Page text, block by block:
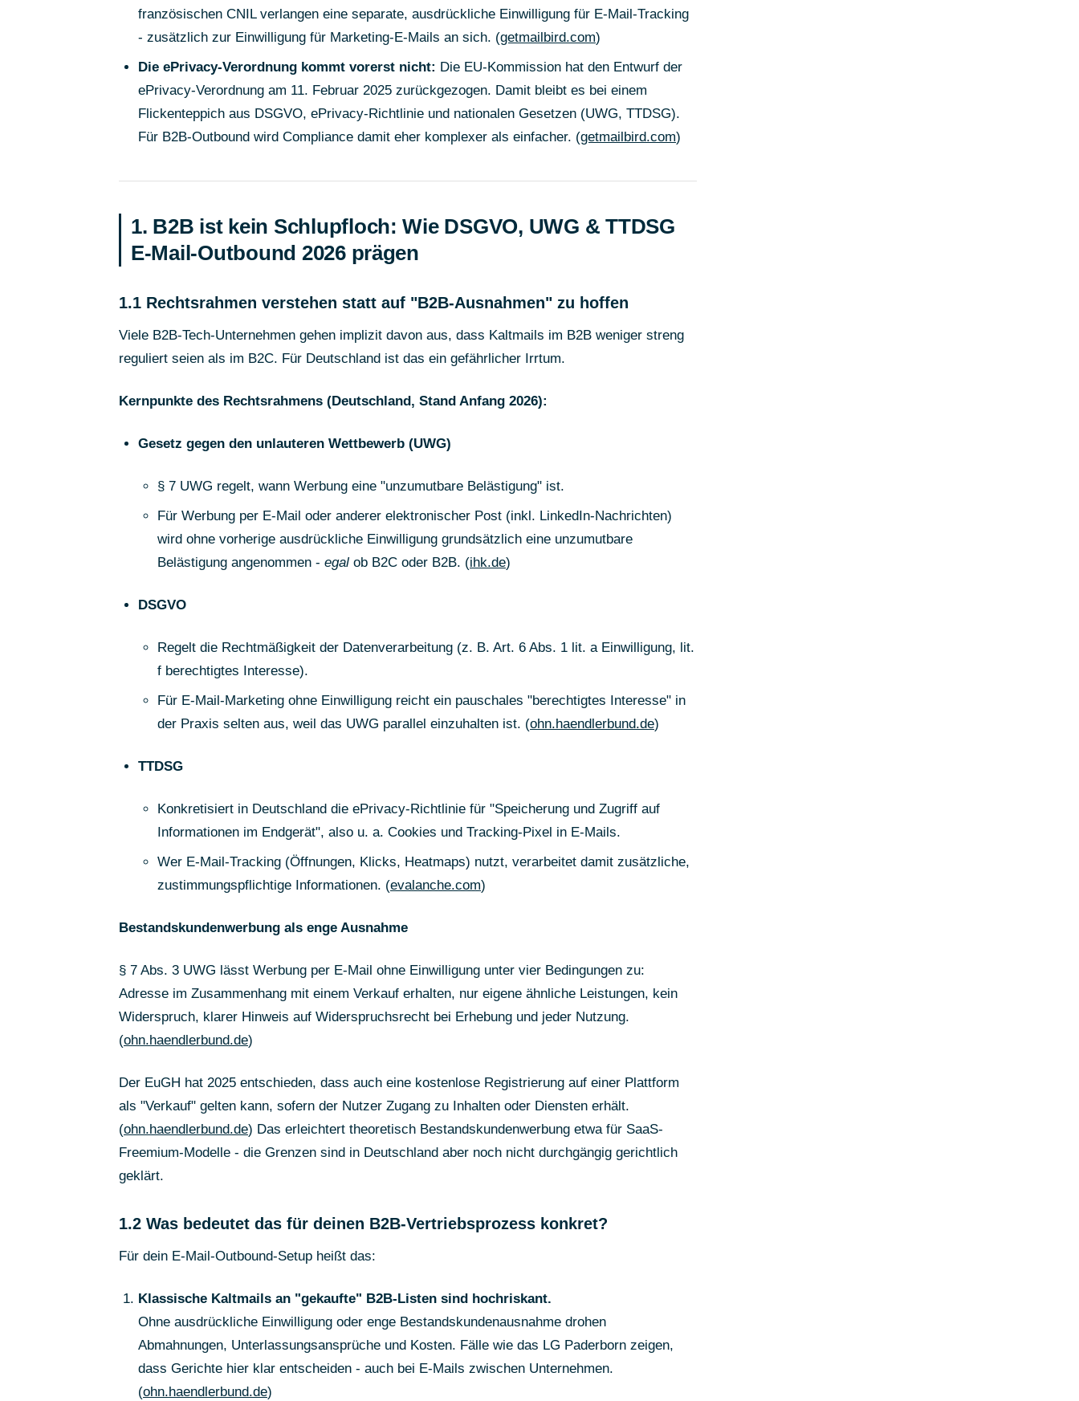
französischen CNIL verlangen eine separate, ausdrückliche Einwilligung für E-Mail-Tracking
- zusätzlich zur Einwilligung für Marketing-E-Mails an sich. (getmailbird.com)
Die ePrivacy-Verordnung kommt vorerst nicht: Die EU-Kommission hat den Entwurf der
ePrivacy-Verordnung am 11. Februar 2025 zurückgezogen. Damit bleibt es bei einem
Flickenteppich aus DSGVO, ePrivacy-Richtlinie und nationalen Gesetzen (UWG, TTDSG).
Für B2B-Outbound wird Compliance damit eher komplexer als einfacher. (getmailbird.com)
1. B2B ist kein Schlupfloch: Wie DSGVO, UWG & TTDSG
E-Mail-Outbound 2026 prägen
1.1 Rechtsrahmen verstehen statt auf "B2B-Ausnahmen" zu hoffen
Viele B2B-Tech-Unternehmen gehen implizit davon aus, dass Kaltmails im B2B weniger streng
reguliert seien als im B2C. Für Deutschland ist das ein gefährlicher Irrtum.
Kernpunkte des Rechtsrahmens (Deutschland, Stand Anfang 2026):
Gesetz gegen den unlauteren Wettbewerb (UWG)
§ 7 UWG regelt, wann Werbung eine "unzumutbare Belästigung" ist.
Für Werbung per E-Mail oder anderer elektronischer Post (inkl. LinkedIn-Nachrichten)
wird ohne vorherige ausdrückliche Einwilligung grundsätzlich eine unzumutbare
Belästigung angenommen - egal ob B2C oder B2B. (ihk.de)
DSGVO
Regelt die Rechtmäßigkeit der Datenverarbeitung (z. B. Art. 6 Abs. 1 lit. a Einwilligung, lit.
f berechtigtes Interesse).
Für E-Mail-Marketing ohne Einwilligung reicht ein pauschales "berechtigtes Interesse" in
der Praxis selten aus, weil das UWG parallel einzuhalten ist. (ohn.haendlerbund.de)
TTDSG
Konkretisiert in Deutschland die ePrivacy-Richtlinie für "Speicherung und Zugriff auf
Informationen im Endgerät", also u. a. Cookies und Tracking-Pixel in E-Mails.
Wer E-Mail-Tracking (Öffnungen, Klicks, Heatmaps) nutzt, verarbeitet damit zusätzliche,
zustimmungspflichtige Informationen. (evalanche.com)
Bestandskundenwerbung als enge Ausnahme
§ 7 Abs. 3 UWG lässt Werbung per E-Mail ohne Einwilligung unter vier Bedingungen zu:
Adresse im Zusammenhang mit einem Verkauf erhalten, nur eigene ähnliche Leistungen, kein
Widerspruch, klarer Hinweis auf Widerspruchsrecht bei Erhebung und jeder Nutzung.
(ohn.haendlerbund.de)
Der EuGH hat 2025 entschieden, dass auch eine kostenlose Registrierung auf einer Plattform
als "Verkauf" gelten kann, sofern der Nutzer Zugang zu Inhalten oder Diensten erhält.
(ohn.haendlerbund.de) Das erleichtert theoretisch Bestandskundenwerbung etwa für SaaS-
Freemium-Modelle - die Grenzen sind in Deutschland aber noch nicht durchgängig gerichtlich
geklärt.
1.2 Was bedeutet das für deinen B2B-Vertriebsprozess konkret?
Für dein E-Mail-Outbound-Setup heißt das:
Klassische Kaltmails an "gekaufte" B2B-Listen sind hochriskant.
Ohne ausdrückliche Einwilligung oder enge Bestandskundenausnahme drohen
Abmahnungen, Unterlassungsansprüche und Kosten. Fälle wie das LG Paderborn zeigen,
dass Gerichte hier klar entscheiden - auch bei E-Mails zwischen Unternehmen.
(ohn.haendlerbund.de)